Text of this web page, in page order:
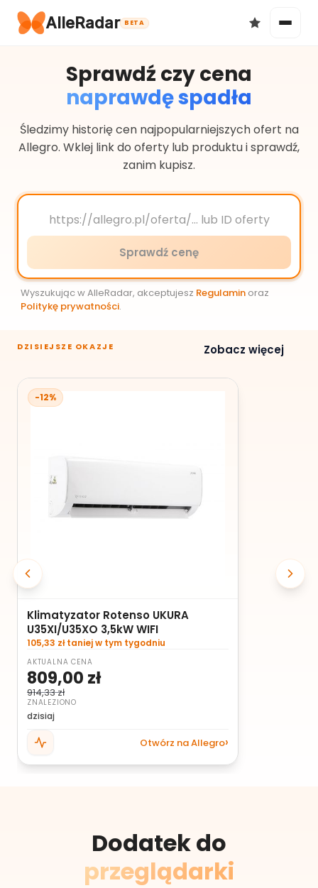
AlleRadar BETA
Okazje
Ulubione
Sprawdź czy cena
naprawdę spadła
Śledzimy historię cen najpopularniejszych ofert na
Allegro. Wklej link do oferty lub produktu i sprawdź,
zanim kupisz.
Sprawdź cenę
Wyszukując w AlleRadar, akceptujesz Regulamin oraz
Politykę prywatności.
DZISIEJSZE OKAZJE Zobacz więcej
-12%
Klimatyzator Rotenso UKURA
U35XI/U35XO 3,5kW WIFI
105,33 zł taniej w tym tygodniu
AKTUALNA CENA
809,00 zł
914,33 zł
ZNALEZIONO
dzisiaj
Otwórz na Allegro
Dodatek do
przeglądarki